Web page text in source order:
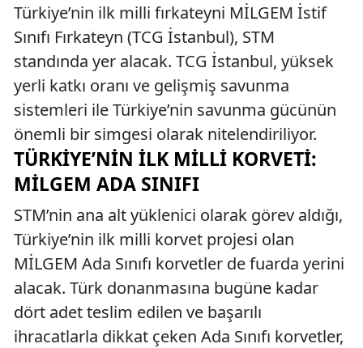
Türkiye’nin ilk milli fırkateyni MİLGEM İstif
Sınıfı Fırkateyn (TCG İstanbul), STM
standında yer alacak. TCG İstanbul, yüksek
yerli katkı oranı ve gelişmiş savunma
sistemleri ile Türkiye’nin savunma gücünün
önemli bir simgesi olarak nitelendiriliyor.
TÜRKIYE’NIN İLK MILLI KORVETI:
MİLGEM ADA SINIFI
STM’nin ana alt yüklenici olarak görev aldığı,
Türkiye’nin ilk milli korvet projesi olan
MİLGEM Ada Sınıfı korvetler de fuarda yerini
alacak. Türk donanmasına bugüne kadar
dört adet teslim edilen ve başarılı
ihracatlarla dikkat çeken Ada Sınıfı korvetler,